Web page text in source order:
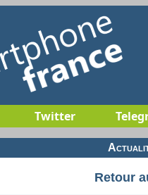
Twitter
Retour